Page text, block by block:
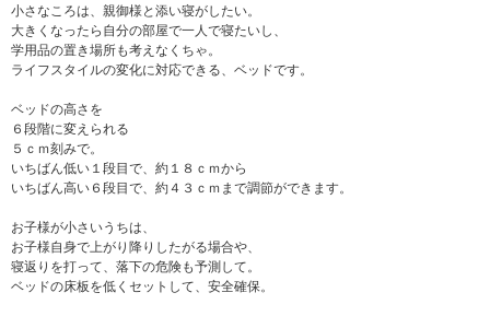
小さなころは、親御様と添い寝がしたい。
大きくなったら自分の部屋で一人で寝たいし、
学用品の置き場所も考えなくちゃ。
ライフスタイルの変化に対応できる、ベッドです。
ベッドの高さを
６段階に変えられる
５ｃｍ刻みで。
いちばん低い１段目で、約１８ｃｍから
いちばん高い６段目で、約４３ｃｍまで調節ができます。
お子様が小さいうちは、
お子様自身で上がり降りしたがる場合や、
寝返りを打って、落下の危険も予測して。
ベッドの床板を低くセットして、安全確保。